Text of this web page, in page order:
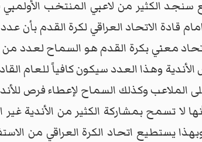
سنجد الكثير من لاعبي المنتخب
الاتحاد العراقي لكرة القدم بأن عدد
معني بكرة القدم هو السماح لعدد من
وكذلك السماح لإعطاء فرص
لا تسمح بمشاركة الكثير من الأندية
يستطيع اتحاد الكرة العراقي من